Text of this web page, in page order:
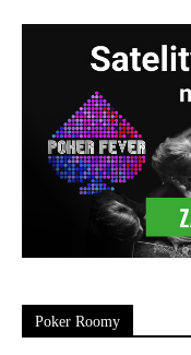
Poker Roomy